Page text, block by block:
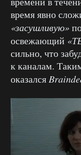
время явно
«засушливую»
освежающий
сильно, что
к каналам.
оказался